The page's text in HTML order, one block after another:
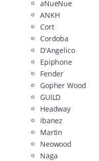
aNueNue
ANKH
Cort
Cordoba
D'Angelico
Epiphone
Fender
Gopher Wood
GUILD
Headway
Ibanez
Martin
Neowood
Naga